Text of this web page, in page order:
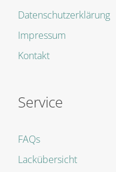
Datenschutzerklärung
Impressum
Kontakt
Service
FAQs
Lackübersicht